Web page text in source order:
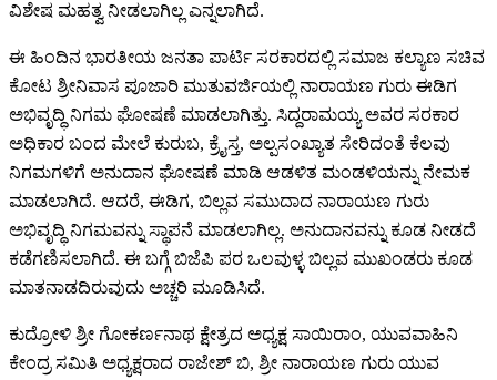
ವಿಶೇಷ ಮಹತ್ವ ನೀಡಲಾಗಿಲ್ಲ ಎನ್ನಲಾಗಿದೆ.
ಈ ಹಿಂದಿನ ಭಾರತೀಯ ಜನತಾ ಪಾರ್ಟಿ ಸರಕಾರದಲ್ಲಿ ಸಮಾಜ ಕಲ್ಯಾಣ ಸಚಿವ
ಕೋಟ ಶ್ರೀನಿವಾಸ ಪೂಜಾರಿ ಮುತುವರ್ಜಿಯಲ್ಲಿ ನಾರಾಯಣ ಗುರು ಈಡಿಗ
ಅಭಿವೃದ್ಧಿ ನಿಗಮ ಘೋಷಣೆ ಮಾಡಲಾಗಿತ್ತು. ಸಿದ್ದರಾಮಯ್ಯ ಅವರ ಸರಕಾರ
ಅಧಿಕಾರ ಬಂದ ಮೇಲೆ ಕುರುಬ, ಕ್ರೈಸ್ತ, ಅಲ್ಪಸಂಖ್ಯಾತ ಸೇರಿದಂತೆ ಕೆಲವು
ನಿಗಮಗಳಿಗೆ ಅನುದಾನ ಘೋಷಣೆ ಮಾಡಿ ಆಡಳಿತ ಮಂಡಳಿಯನ್ನು ನೇಮಕ
ಮಾಡಲಾಗಿದೆ. ಆದರೆ, ಈಡಿಗ, ಬಿಲ್ಲವ ಸಮುದಾದ ನಾರಾಯಣ ಗುರು
ಅಭಿವೃದ್ಧಿ ನಿಗಮವನ್ನು ಸ್ಥಾಪನೆ ಮಾಡಲಾಗಿಲ್ಲ. ಅನುದಾನವನ್ನು ಕೂಡ ನೀಡದೆ
ಕಡೆಗಣಿಸಲಾಗಿದೆ. ಈ ಬಗ್ಗೆ ಬಿಜೆಪಿ ಪರ ಒಲವುಳ್ಳ ಬಿಲ್ಲವ ಮುಖಂಡರು ಕೂಡ
ಮಾತನಾಡದಿರುವುದು ಅಚ್ಚರಿ ಮೂಡಿಸಿದೆ.
ಕುದ್ರೋಳಿ ಶ್ರೀ ಗೋಕರ್ಣನಾಥ ಕ್ಷೇತ್ರದ ಅಧ್ಯಕ್ಷ ಸಾಯಿರಾಂ, ಯುವವಾಹಿನಿ
ಕೇಂದ್ರ ಸಮಿತಿ ಅಧ್ಯಕ್ಷರಾದ ರಾಜೇಶ್ ಬಿ, ಶ್ರೀ ನಾರಾಯಣ ಗುರು ಯುವ